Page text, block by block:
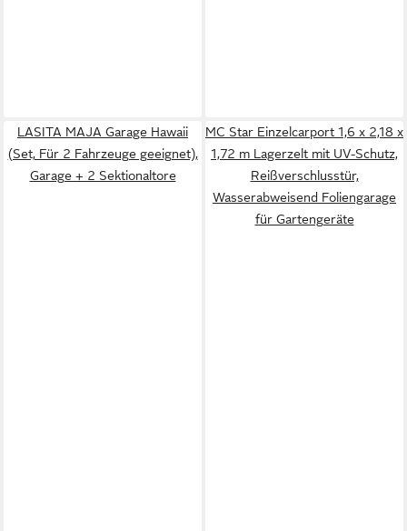
LASITA MAJA Garage Hawaii
(Set, Für 2 Fahrzeuge geeignet),
Garage + 2 Sektionaltore
MC Star Einzelcarport 1,6 x 2,18 x
1,72 m Lagerzelt mit UV-Schutz,
Reißverschlusstür,
Wasserabweisend Foliengarage
für Gartengeräte